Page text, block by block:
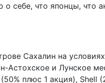
себе, что японцы,
Сахалин на
Астохское и Лунское
плюс 1 акция), Shell